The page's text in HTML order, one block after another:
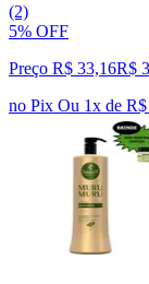
(2)
5% OFF
Preço R$ 33,16R$
no Pix Ou 1x de